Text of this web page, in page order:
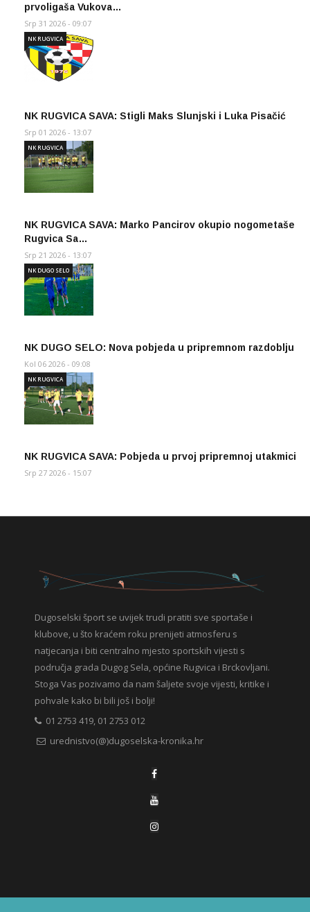
prvoligaša Vukova…
Srp 31 2026 - 09:07
NK RUGVICA SAVA: Stigli Maks Slunjski i Luka Pisačić
NK RUGVICA
Srp 01 2026 - 13:07
NK RUGVICA SAVA: Marko Pancirov okupio nogometaše
Rugvica Sa…
NK RUGVICA
Srp 21 2026 - 13:07
NK DUGO SELO: Nova pobjeda u pripremnom razdoblju
NK DUGO SELO
Kol 06 2026 - 09:08
NK RUGVICA SAVA: Pobjeda u prvoj pripremnoj utakmici
NK RUGVICA
Srp 27 2026 - 15:07
Dugoselski šport se uvijek trudi pratiti sve sportaše i
klubove, u što kraćem roku prenijeti atmosferu s
natjecanja i biti centralno mjesto sportskih vijesti s
područja grada Dugog Sela, općine Rugvica i Brckovljani.
Stoga Vas pozivamo da nam šaljete svoje vijesti, kritike i
pohvale kako bi bili još i bolji!
01 2753 419, 01 2753 012
urednistvo(@)dugoselska-kronika.hr